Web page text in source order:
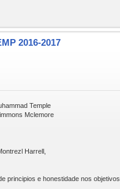
2016-2017
Temple
Mclemore
Harrell,
principios e honestidade nos objetivos.